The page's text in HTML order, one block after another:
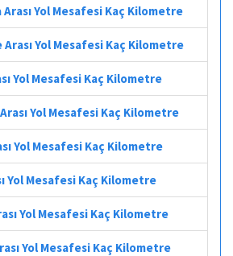
Arası Yol Mesafesi Kaç Kilometre
Yol Mesafesi Kaç Kilometre
Yol Mesafesi Kaç Kilometre
Yol Mesafesi Kaç Kilometre
Yol Mesafesi Kaç Kilometre
Yol Mesafesi Kaç Kilometre
Yol Mesafesi Kaç Kilometre
Yol Mesafesi Kaç Kilometre